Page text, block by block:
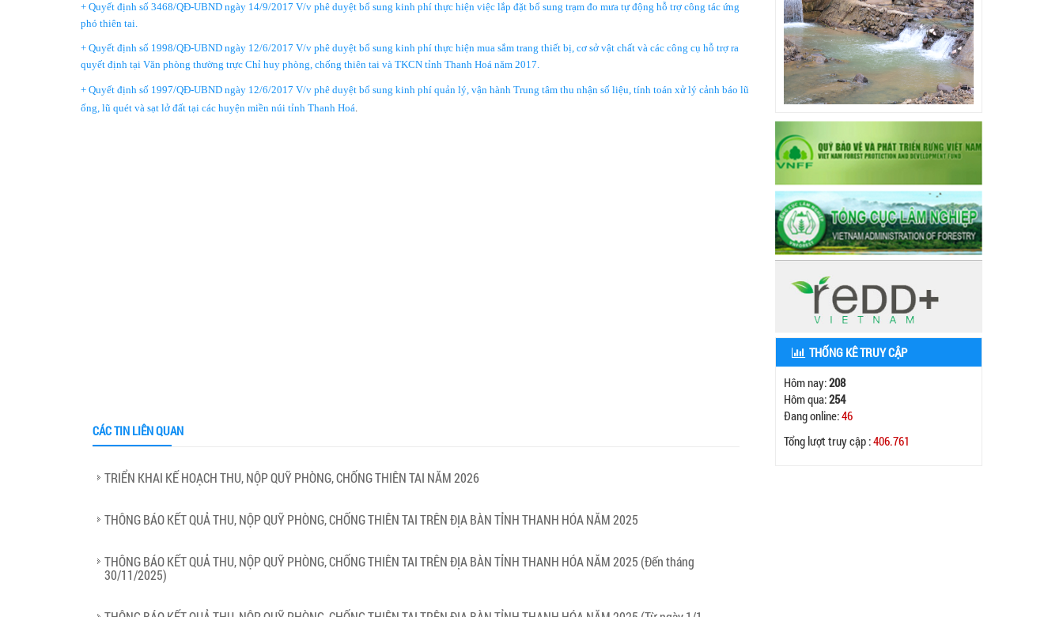
+ Quyết định số 3468/QĐ-UBND ngày 14/9/2017 V/v phê duyệt bổ sung kinh phí thực hiện việc lắp đặt bổ sung trạm đo mưa tự động hỗ trợ công tác ứng
phó thiên tai.
+ Quyết định số 1998/QĐ-UBND ngày 12/6/2017 V/v phê duyệt bổ sung kinh phí thực hiện mua sắm trang thiết bị, cơ sở vật chất và các công cụ hỗ trợ ra
quyết định tại Văn phòng thường trực Chỉ huy phòng, chống thiên tai và TKCN tỉnh Thanh Hoá năm 2017.
+ Quyết định số 1997/QĐ-UBND ngày 12/6/2017 V/v phê duyệt bổ sung kinh phí quản lý, vận hành Trung tâm thu nhận số liệu, tính toán xử lý cảnh báo lũ
ống, lũ quét và sạt lở đất tại các huyện miền núi tỉnh Thanh Hoá.
CÁC TIN LIÊN QUAN
TRIỂN KHAI KẾ HOẠCH THU, NỘP QUỸ PHÒNG, CHỐNG THIÊN TAI NĂM 2026
THÔNG BÁO KẾT QUẢ THU, NỘP QUỸ PHÒNG, CHỐNG THIÊN TAI TRÊN ĐỊA BÀN TỈNH THANH HÓA NĂM 2025
THÔNG BÁO KẾT QUẢ THU, NỘP QUỸ PHÒNG, CHỐNG THIÊN TAI TRÊN ĐỊA BÀN TỈNH THANH HÓA NĂM 2025 (Đến tháng
30/11/2025)
THỐNG KÊ TRUY CẬP
Hôm nay:208
Hôm qua:254
Đang online:46
Tổng lượt truy cập :406.761